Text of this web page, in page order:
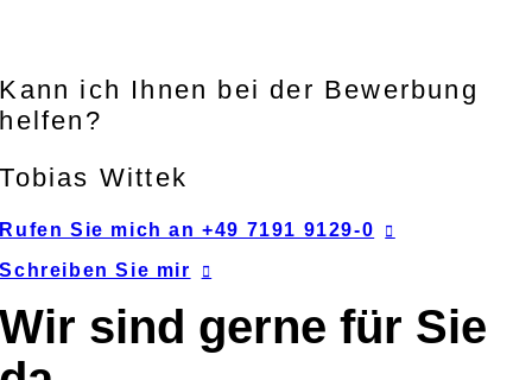
Kann ich Ihnen bei der Bewerbung
helfen?
Tobias Wittek
Rufen Sie mich an +49 7191 9129-0
Schreiben Sie mir
Wir sind gerne für Sie